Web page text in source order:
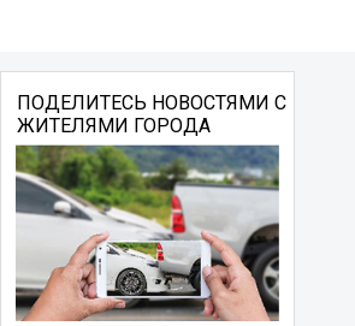
ПОДЕЛИТЕСЬ НОВОСТЯМИ С
ЖИТЕЛЯМИ ГОРОДА